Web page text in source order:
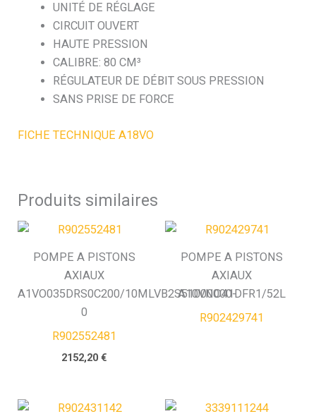
UNITÉ DE RÉGLAGE
CIRCUIT OUVERT
HAUTE PRESSION
CALIBRE: 80 CM³
RÉGULATEUR DE DÉBIT SOUS PRESSION
SANS PRISE DE FORCE
FICHE TECHNIQUE A18VO
Produits similaires
POMPE A PISTONS
AXIAUX
A1VO035DRS0C200/10MLVB2S51000000-
0
R902552481
2152,20€
POMPE A PISTONS
AXIAUX
A10VNO41DFR1/52L
R902429741